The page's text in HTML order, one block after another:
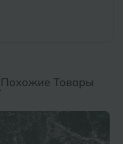
Похожие Товары